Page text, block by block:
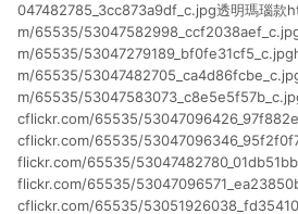
047482785_3cc873a9df_c.jpg透明瑪瑙
m/65535/
m/65535/
m/65535/
m/65535/
cflickr.com/65535/
cflickr.com/65535/
flickr.com/65535/
flickr.com/65535/
cflickr.com/65535/